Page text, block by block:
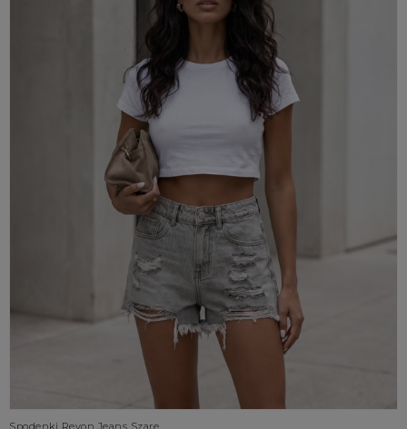
Spodenki Revon Jeans Szare